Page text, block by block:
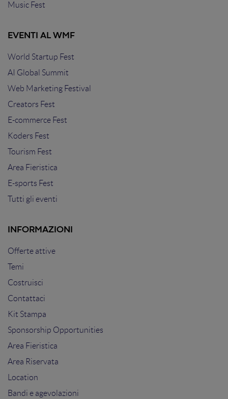
Music Fest
EVENTI AL WMF
World Startup Fest
AI Global Summit
Web Marketing Festival
Creators Fest
E-commerce Fest
Koders Fest
Tourism Fest
Area Fieristica
E-sports Fest
Tutti gli eventi
INFORMAZIONI
Offerte attive
Temi
Costruisci
Contattaci
Kit Stampa
Sponsorship Opportunities
Area Fieristica
Area Riservata
Location
Bandi e agevolazioni